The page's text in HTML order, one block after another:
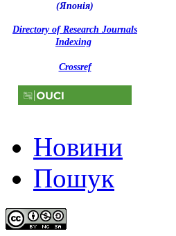
(Японія)
Directory of Research Journals
Indexing
Crossref
Новини
Пошук